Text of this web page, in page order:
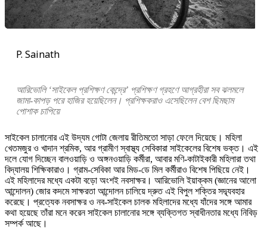
P. Sainath
আরিভোলি ‘সাইকেল প্রশিক্ষণ কেন্দ্রে’ প্রশিক্ষণ গ্রহণে আগ্রহীরা সব ঝলমলে
জামা-কাপড় পরেহাজির হয়েছিলেন। প্রশিক্ষকরাও এসেছিলেন বেশ ছিমছাম
পোশাকচাপিয়ে
সাইকেল চালানোর এই উদ্যম গোটা জেলায় রীতিমতো সাড়া ফেলে দিয়েছে। মহিলা
খেতমজুর ও খাদান শ্রমিক, আর গ্রামীণ স্বাস্থ্য সেবিকারা সাইকেলের বিশেষ ভক্ত। এই
দলে যোগ দিচ্ছেন বালওয়াড়ি ও অঙ্গনওয়াড়ি কর্মীরা, আবার মণি-কাটাইকারী মহিলারা তথা
বিদ্যালয় শিক্ষিকারাও। গ্রাম-সেবিকা আর মিড-ডে মিল কর্মীরাও বিশেষ পিছিয়ে নেই।
এই মহিলাদের মধ্যে একটা বড়ো অংশই নবসাক্ষর। আরিভোলি ইয়াক্কম (জ্ঞানের আলো
আন্দোলন) জোর কদমে সাক্ষরতা আন্দোলন চালিয়ে দ্রুত এই বিপুল শক্তির সদ্ব্যবহার
করেছে। প্রত্যেক নবসাক্ষর ও নব-সাইকেল চালক মহিলাদের মধ্যে যাঁদের সঙ্গে আমার
কথা হয়েছে তাঁরা মনে করেন সাইকেল চালানোর সঙ্গে ব্যক্তিগত স্বাধীনতার মধ্যে নিবিড়
সম্পর্ক আছে।